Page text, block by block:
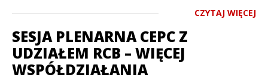
CZYTAJ WIĘCEJ
SESJA PLENARNA CEPC Z
UDZIAŁEM RCB – WIĘCEJ
WSPÓŁDZIAŁANIA